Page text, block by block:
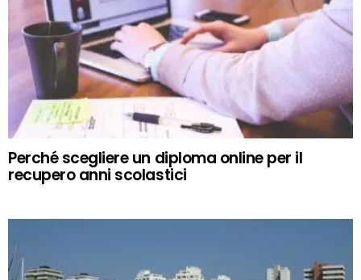
Perché scegliere un diploma online per il
recupero anni scolastici